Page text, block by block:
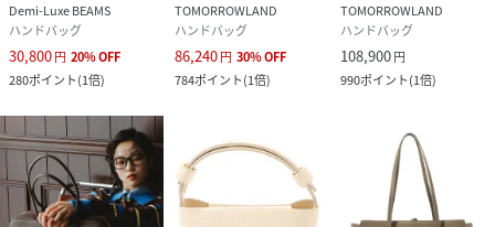
Demi-Luxe BEAMS
ハンドバッグ
30,800円 20%OFF
280ポイント(1倍)
TOMORROWLAND
ハンドバッグ
86,240円 30%OFF
784ポイント(1倍)
TOMORROWLAND
ハンドバッグ
108,900円
990ポイント(1倍)